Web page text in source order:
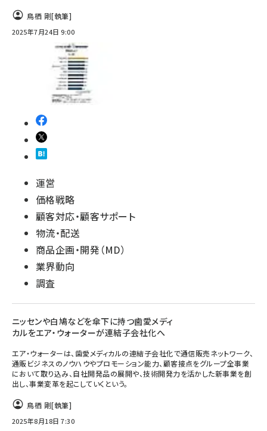
鳥栖 剛[執筆]
2025年7月24日 9:00
運営
価格戦略
顧客対応・顧客サポート
物流・配送
商品企画・開発（MD）
業界動向
調査
ニッセンや白鳩などを傘下に持つ歯愛メディ
カルをエア・ウォーターが連結子会社化へ
エア・ウォーターは、歯愛メディカルの連結子会社化で通信販売ネットワーク、
通販ビジネスのノウハウやプロモーション能力、顧客接点をグループ全事業
において取り込み、自社開発品の展開や、技術開発力を活かした新事業を創
出し、事業変革を起こしていくという。
鳥栖 剛[執筆]
2025年8月18日 7:30